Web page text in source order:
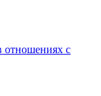
отношениях с